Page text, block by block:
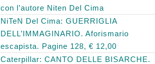
con l’autore Niten Del Cima
NiTeN Del Cima: GUERRIGLIA
DELL’IMMAGINARIO. Aforismario
escapista. Pagine 128, € 12,00
Caterpillar: CANTO DELLE BISARCHE.